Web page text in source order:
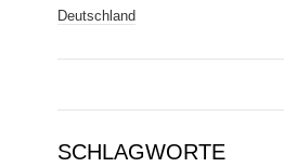
Deutschland
SCHLAGWORTE